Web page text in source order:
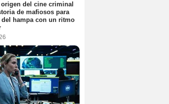
del cine criminal
de mafiosos para
hampa con un ritmo